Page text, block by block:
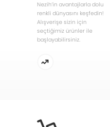
Nezih’in avantajlarla dolu
renkli dünyasını keşfedin!
Alışverişe sizin için
seçtiğimiz ürünler ile
başlayabilirsiniz.